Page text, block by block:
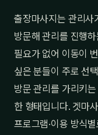
출장마사지는 관리사
방문해 관리를 진행
필요가 없어 이동이
싶은 분들이 주로 선
방문 관리를 가리키
한 형태입니다. 겟마
프로그램·이용 방식